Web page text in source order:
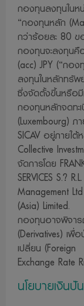
กองทุนลงทุนใน
“กองทุนหลัก
กว่าร้อยละ 80
กองทุนจะลงทุนคื
(acc) JPY (“กอ
ลงทุนในหลักทรั
ซึ่งจัดตั้งขึ้นหรือมี
กองทุนหลักจดทะเ
(Luxembourg) ภ
SICAV อยู่ภายใ
Collective
จัดการโดย
SERVICES S.?
Management
(Asia) Limited.
กองทุนอาจพิจา
(Derivatives) เ
เปลี่ยน (Foreign
Exchange
นโยบายเงินปั
6. บริษัทจัดการ
บริษัทจัดการเช่น
หรือทรัพย์สินอื่นเ
กรรมการ กลต.
ข้อมูลการลงทุน
ข้อมูลได้ที่บริษัทจั
กลต.
7. กองทุนรวมเป็
บริษัทจัดการจึงไ
ของกองทุนรวม
ขึ้นอยู่กับสถานะท
จัดการ
8. การวัดผลการ
มาตรฐานการวัด
ลงทุน
9. ผู้ลงทุนสามารถ
ดำเนินการใช้สิท
สำนักงานของบริษั